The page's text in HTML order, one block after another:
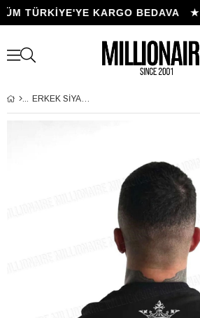
TÜRKİYE'YE KARGO BEDAVA ★
ERKEK SIYAH I CAN FLY OVERSIZE FIT BOL GENIŞ KALIP SALAŞ KESIM T-SHIRT